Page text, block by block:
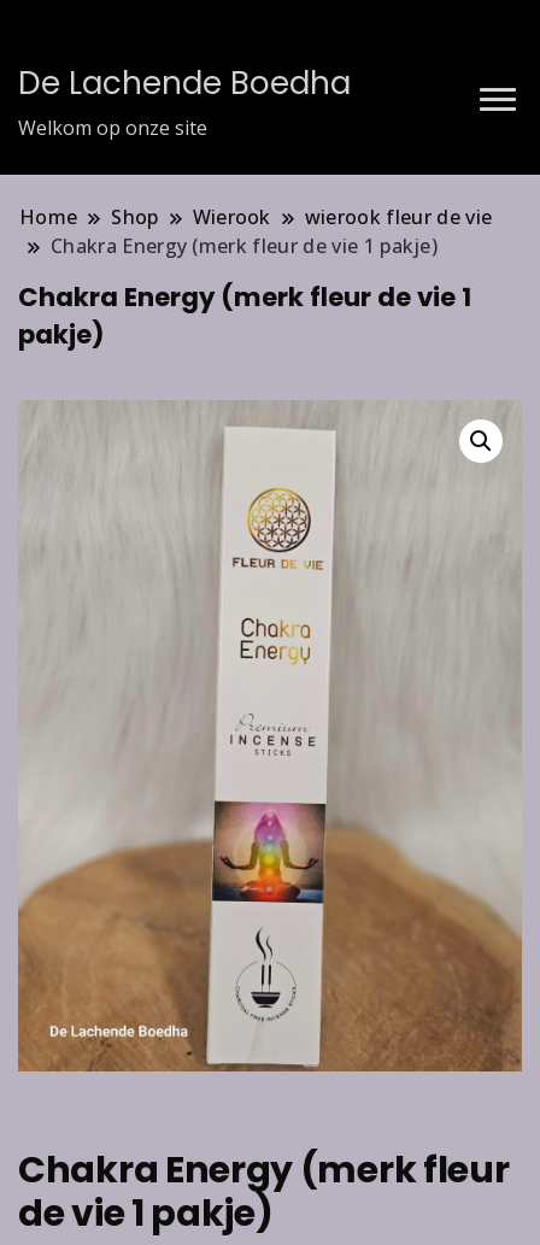
De Lachende Boedha
Welkom op onze site
Home Shop Wierook
wierook fleur de vie
Chakra Energy (merk fleur de vie 1 pakje)
Chakra Energy (merk fleur de vie 1
pakje)
Chakra Energy (merk fleur
de vie 1 pakje)